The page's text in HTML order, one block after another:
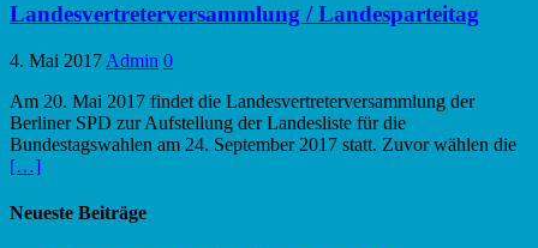
Landesvertreterversammlung / Landesparteitag
4. Mai 2017 Admin 0
Am 20. Mai 2017 findet die Landesvertreterversammlung der
Berliner SPD zur Aufstellung der Landesliste für die
Bundestagswahlen am 24. September 2017 statt. Zuvor wählen die
[…]
Neueste Beiträge